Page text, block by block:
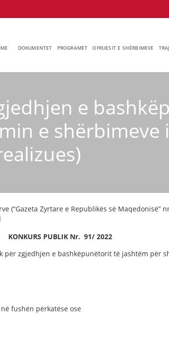
DOKUMENTET PROGRAMET OFRUESIT E SHËRBIMEVE
e
e
Zyrtare e Republikës së Maqedonisë”
KONKURS PUBLIK Nr. 91/ 2022
për zgjedhjen e bashkëpunëtorit të jashtëm për
fushën përkatëse ose